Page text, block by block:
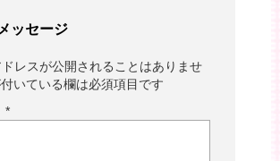
メッセージ
ドレスが公開されることはありませ
いている欄は必須項目です
*